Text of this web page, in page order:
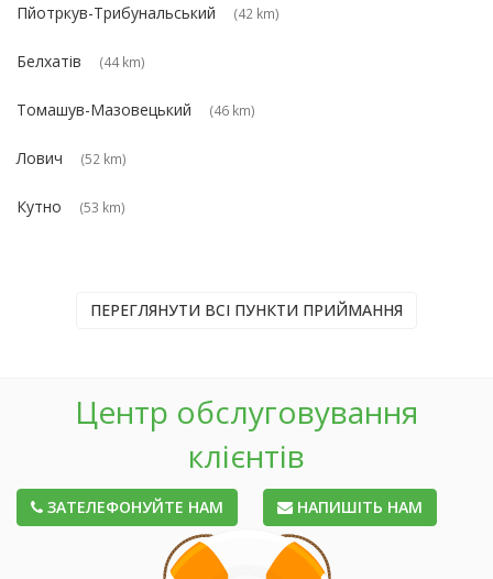
Пйотркув-Трибунальський (42 km)
Белхатів (44 km)
Томашув-Мазовецький (46 km)
Лович (52 km)
Кутно (53 km)
ПЕРЕГЛЯНУТИ ВСІ ПУНКТИ ПРИЙМАННЯ
Центр обслуговування
клієнтів
ЗАТЕЛЕФОНУЙТЕ НАМ НАПИШІТЬ НАМ